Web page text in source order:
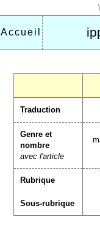
Accueil
Traduction
Genre et
nombre
avec l'article
Rubrique
Sous-rubrique